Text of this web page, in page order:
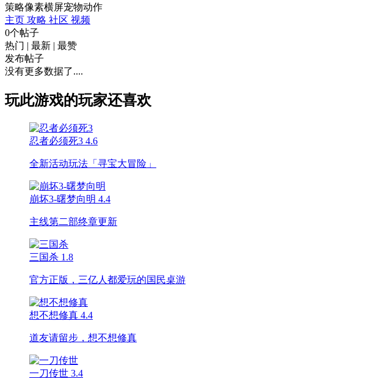
策略像素横屏宠物动作
主页 攻略 社区 视频
0个帖子
热门 | 最新 | 最赞
发布帖子
没有更多数据了....
玩此游戏的玩家还喜欢
忍者必须死3 4.6
全新活动玩法「寻宝大冒险」
崩坏3-曙梦向明 4.4
主线第二部终章更新
三国杀 1.8
官方正版，三亿人都爱玩的国民桌游
想不想修真 4.4
道友请留步，想不想修真
一刀传世 3.4